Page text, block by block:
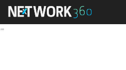
El alto